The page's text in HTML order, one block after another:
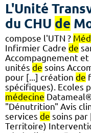
L'Unité
du CHU de
compose l'UTN ?
Infirmier Cadre de
Accompagnement
unités de soins
pour [...] création de
spécifiques). Ecoles
médecine
"Dénutrition" Avis
services de soins par
Territoire)